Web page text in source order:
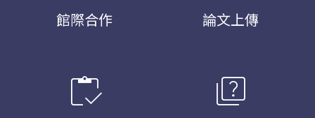
館際合作 論文上傳
inventory quiz